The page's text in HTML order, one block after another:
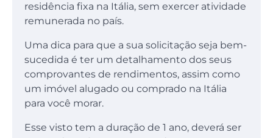
residência fixa na Itália, sem exercer atividade
remunerada no país.
Uma dica para que a sua solicitação seja bem-
sucedida é ter um detalhamento dos seus
comprovantes de rendimentos, assim como
um imóvel alugado ou comprado na Itália
para você morar.
Esse visto tem a duração de 1 ano, deverá ser